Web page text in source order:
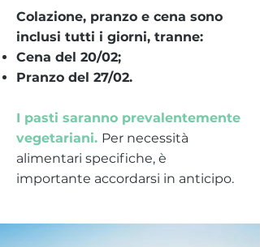
Colazione, pranzo e cena sono
inclusi tutti i giorni, tranne:
Cena del 20/02;
Pranzo del 27/02.
I pasti saranno prevalentemente
vegetariani. Per necessità
alimentari specifiche, è
importante accordarsi in anticipo.